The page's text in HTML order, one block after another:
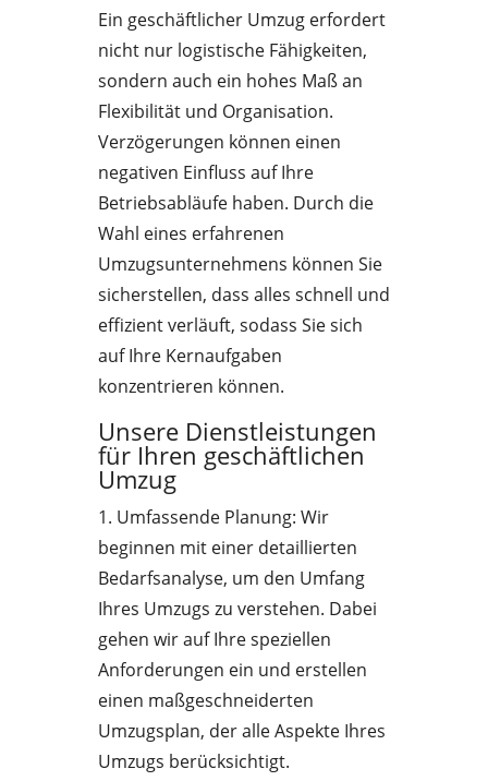
Ein geschäftlicher Umzug erfordert
nicht nur logistische Fähigkeiten,
sondern auch ein hohes Maß an
Flexibilität und Organisation.
Verzögerungen können einen
negativen Einfluss auf Ihre
Betriebsabläufe haben. Durch die
Wahl eines erfahrenen
Umzugsunternehmens können Sie
sicherstellen, dass alles schnell und
effizient verläuft, sodass Sie sich
auf Ihre Kernaufgaben
konzentrieren können.
Unsere Dienstleistungen
für Ihren geschäftlichen
Umzug
1. Umfassende Planung: Wir
beginnen mit einer detaillierten
Bedarfsanalyse, um den Umfang
Ihres Umzugs zu verstehen. Dabei
gehen wir auf Ihre speziellen
Anforderungen ein und erstellen
einen maßgeschneiderten
Umzugsplan, der alle Aspekte Ihres
Umzugs berücksichtigt.